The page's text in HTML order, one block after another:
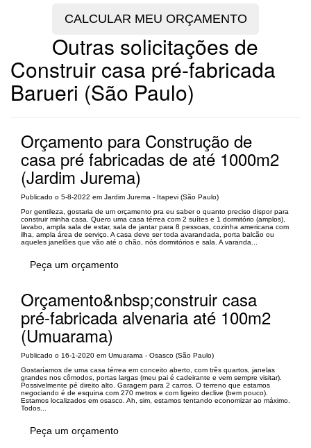
Outras solicitações de
Construir casa pré-fabricada
Barueri (São Paulo)
Orçamento para Construção de
casa pré fabricadas de até 1000m2
(Jardim Jurema)
Publicado o 5-8-2022 em Jardim Jurema - Itapevi (São Paulo)
Por gentileza, gostaria de um orçamento pra eu saber o quanto preciso dispor para
construir minha casa. Quero uma casa térrea com 2 suítes e 1 dormitório (amplos),
lavabo, ampla sala de estar, sala de jantar para 8 pessoas, cozinha americana com
ilha, ampla área de serviço. A casa deve ser toda avarandada, porta balcão ou
aqueles janelões que vão até o chão, nós dormitórios e sala. A varanda...
Peça um orçamento
Orçamento&nbsp;construir casa
pré-fabricada alvenaria até 100m2
(Umuarama)
Publicado o 16-1-2020 em Umuarama - Osasco (São Paulo)
Gostaríamos de uma casa térrea em conceito aberto, com três quartos, janelas
grandes nos cômodos, portas largas (meu pai é cadeirante e vem sempre visitar).
Possivelmente pé direito alto. Garagem para 2 carros. O terreno que estamos
negociando é de esquina com 270 metros e com ligeiro declive (bem pouco).
Estamos localizados em osasco. Ah, sim, estamos tentando economizar ao máximo.
Todos...
Peça um orçamento